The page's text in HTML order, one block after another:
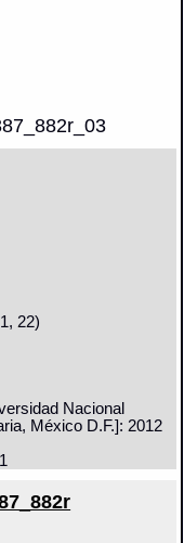
22)
Nacional
México D.F.]: 2012